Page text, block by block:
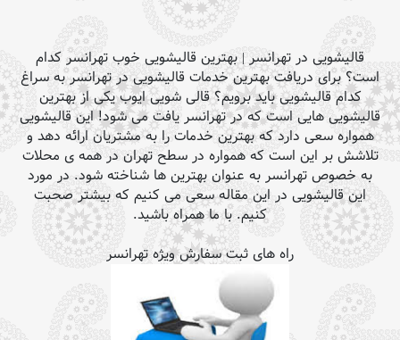
قالیشویی در تهرانسر | بهترین قالیشویی خوب تهرانسر کدام
است؟ برای دریافت بهترین خدمات قالیشویی در تهرانسر به سراغ
کدام قالیشویی باید برویم؟ قالی شویی ایوب یکی از بهترین
قالیشویی هایی است که در تهرانسر یافت می شود! این قالیشویی
همواره سعی دارد که بهترین خدمات را به مشتریان ارائه دهد و
تلاشش بر این است که همواره در سطح تهران در همه ی محلات
به خصوص تهرانسر به عنوان بهترین ها شناخته شود. در مورد
این قالیشویی در این مقاله سعی می کنیم که بیشتر صحبت
کنیم. با ما همراه باشید.
راه های ثبت سفارش ویژه تهرانسر